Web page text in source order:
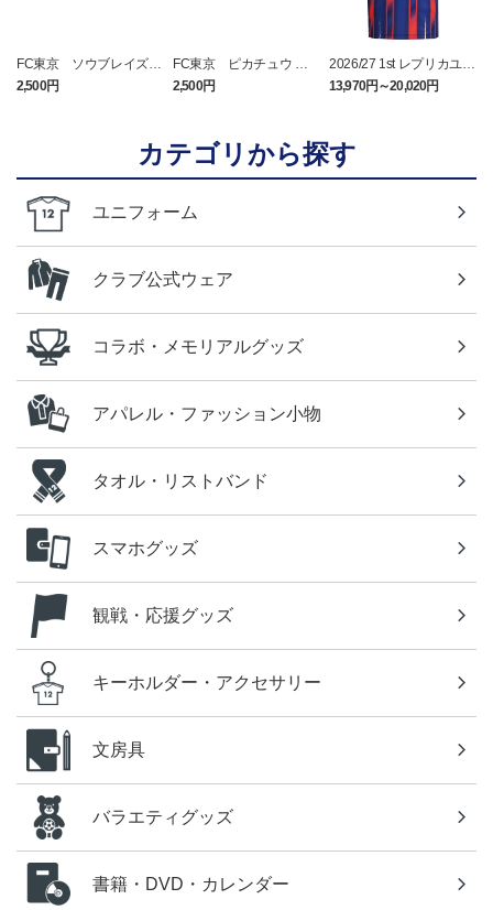
FC東京 ソウブレイズ
タオルマフラー
2,500円
FC東京 ピカチュウ タ
オルマフラー
2,500円
2026/27 1st レプリカユニ
フォーム 半袖
13,970円～20,020円
カテゴリから探す
ユニフォーム
クラブ公式ウェア
コラボ・メモリアルグッズ
アパレル・ファッション小物
タオル・リストバンド
スマホグッズ
観戦・応援グッズ
キーホルダー・アクセサリー
文房具
バラエティグッズ
書籍・DVD・カレンダー